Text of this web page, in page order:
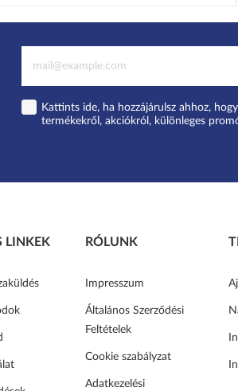
Kattints ide, ha hozzájárulsz ahhoz,
termékekről, akciókról, különleges
LINKEK RÓLUNK
Impresszum
Általános Szerződési
Feltételek
Cookie szabályzat
Adatkezelési